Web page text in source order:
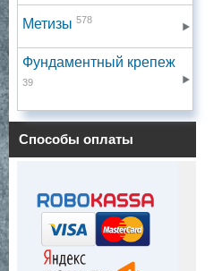
Метизы 578
Фундаментный крепеж
39
Способы оплаты